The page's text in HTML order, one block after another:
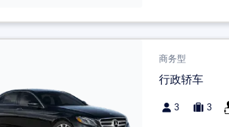
商务型
行政轿车
3 3